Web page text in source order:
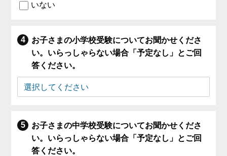
いない
お子さまの小学校受験についてお聞かせくださ
い。いらっしゃらない場合「予定なし」とご回
答ください。
お子さまの中学校受験についてお聞かせくださ
い。いらっしゃらない場合「予定なし」とご回
答ください。